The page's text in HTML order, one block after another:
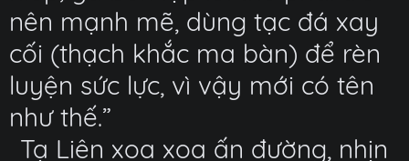
nên mạnh mẽ, dùng tạc đá xay
cối (thạch khắc ma bàn) để rèn
luyện sức lực, vì vậy mới có tên
như thế.”
Tạ Liên xoa xoa ấn đường, nhịn